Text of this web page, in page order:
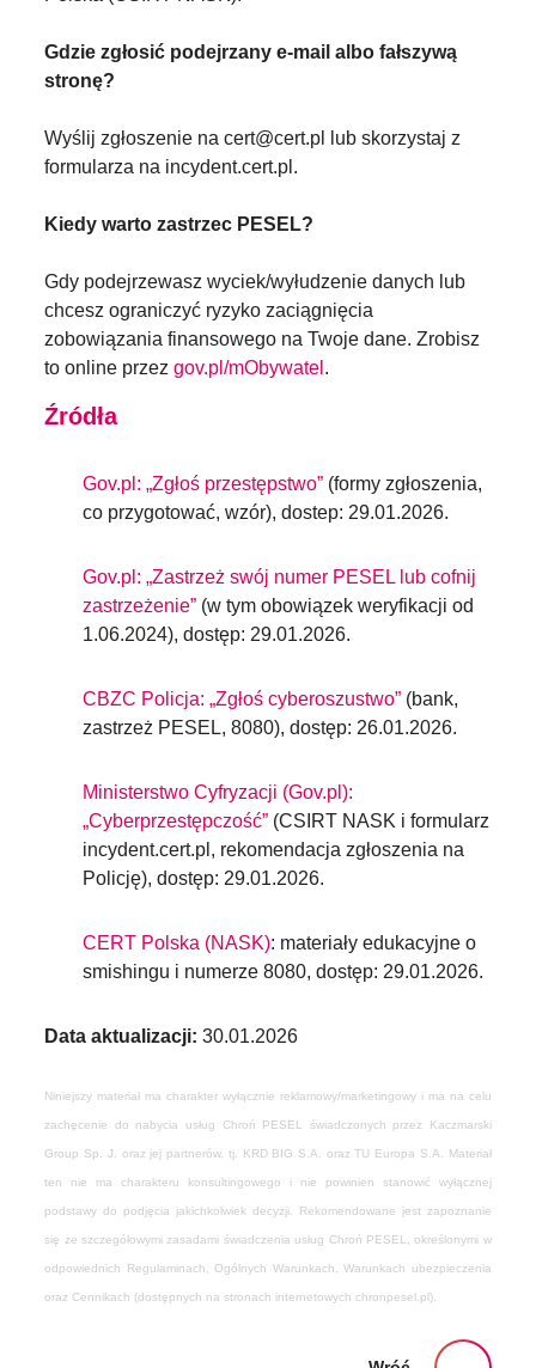
Gdzie zgłosić podejrzany e-mail albo fałszywą
stronę?
Wyślij zgłoszenie na cert@cert.pl lub skorzystaj z
formularza na incydent.cert.pl.
Kiedy warto zastrzec PESEL?
Gdy podejrzewasz wyciek/wyłudzenie danych lub
chcesz ograniczyć ryzyko zaciągnięcia
zobowiązania finansowego na Twoje dane. Zrobisz
to online przezgov.pl/mObywatel .
Źródła
Gov.pl: „Zgłoś przestępstwo” (formy zgłoszenia,
co przygotować, wzór), dostep: 29.01.2026.
Gov.pl: „Zastrzeż swój numer PESEL lub cofnij
zastrzeżenie” (w tym obowiązek weryfikacji od
1.06.2024), dostęp: 29.01.2026.
CBZC Policja: „Zgłoś cyberoszustwo” (bank,
zastrzeż PESEL, 8080), dostęp: 26.01.2026.
Ministerstwo Cyfryzacji (Gov.pl):
„Cyberprzestępczość” (CSIRT NASK i formularz
incydent.cert.pl, rekomendacja zgłoszenia na
Policję), dostęp: 29.01.2026.
CERT Polska (NASK): materiały edukacyjne o
smishingu i numerze 8080, dostęp: 29.01.2026.
Data aktualizacji: 30.01.2026
Niniejszy materiał ma charakter wyłącznie reklamowy/marketingowy i ma na celu
zachęcenie do nabycia usług Chroń PESEL świadczonych przez Kaczmarski
Group Sp. J. oraz jej partnerów, tj. KRD BIG S.A. oraz TU Europa S.A. Materiał
ten nie ma charakteru konsultingowego i nie powinien stanowić wyłącznej
podstawy do podjęcia jakichkolwiek decyzji. Rekomendowane jest zapoznanie
się ze szczegółowymi zasadami świadczenia usług Chroń PESEL, określonymi w
odpowiednich Regulaminach, Ogólnych Warunkach, Warunkach ubezpieczenia
oraz Cennikach (dostępnych na stronach internetowych chronpesel.pl).